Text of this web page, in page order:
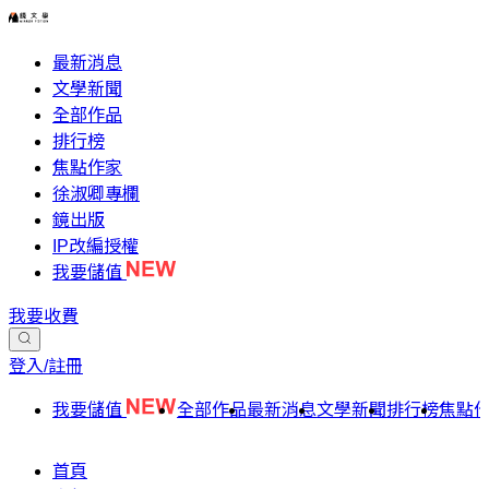
最新消息
文學新聞
全部作品
排行榜
焦點作家
徐淑卿專欄
鏡出版
IP改編授權
我要儲值
我要收費
登入/註冊
我要儲值 全部作品最新消息文學新聞排行榜焦點
首頁